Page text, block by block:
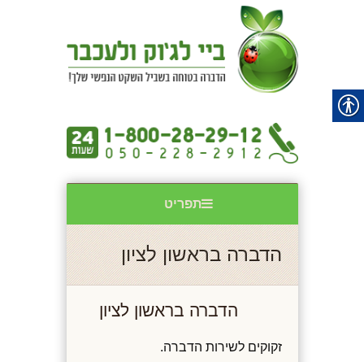
תפריט
הדברה בראשון לציון
הדברה בראשון לציון
זקוקים לשירות הדברה.